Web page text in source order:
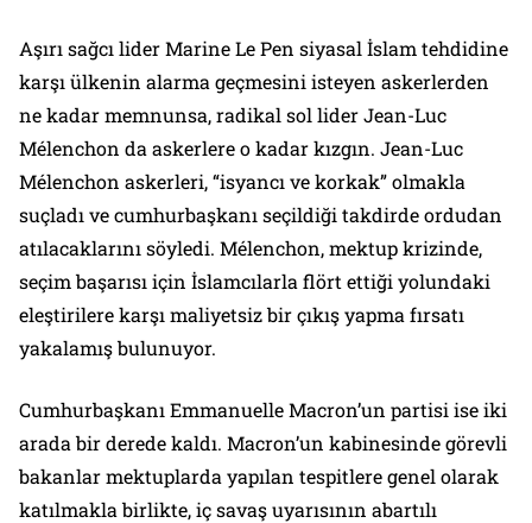
Aşırı sağcı lider Marine Le Pen siyasal İslam tehdidine
karşı ülkenin alarma geçmesini isteyen askerlerden
ne kadar memnunsa, radikal sol lider Jean-Luc
Mélenchon da askerlere o kadar kızgın. Jean-Luc
Mélenchon askerleri, “isyancı ve korkak” olmakla
suçladı ve cumhurbaşkanı seçildiği takdirde ordudan
atılacaklarını söyledi. Mélenchon, mektup krizinde,
seçim başarısı için İslamcılarla flört ettiği yolundaki
eleştirilere karşı maliyetsiz bir çıkış yapma fırsatı
yakalamış bulunuyor.
Cumhurbaşkanı Emmanuelle Macron’un partisi ise iki
arada bir derede kaldı. Macron’un kabinesinde görevli
bakanlar mektuplarda yapılan tespitlere genel olarak
katılmakla birlikte, iç savaş uyarısının abartılı